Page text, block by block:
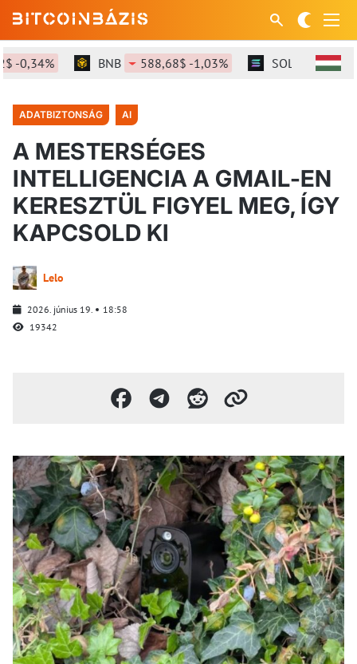
BNB 588,68$ -1,03% SOL 72,68$ -
ADATBIZTONSÁG AI
A MESTERSÉGES
INTELLIGENCIA A GMAIL-EN
KERESZTÜL FIGYEL MEG, ÍGY
KAPCSOLD KI
Lelo
2026. június 19.
18:58
19342